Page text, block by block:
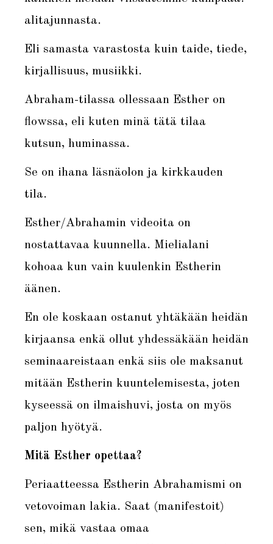
alitajunnasta.
Eli samasta varastosta kuin taide, tiede,
kirjallisuus, musiikki.
Abraham-tilassa ollessaan Esther on
flowssa, eli kuten minä tätä tilaa
kutsun, huminassa.
Se on ihana läsnäolon ja kirkkauden
tila.
Esther/Abrahamin videoita on
nostattavaa kuunnella. Mielialani
kohoaa kun vain kuulenkin Estherin
äänen.
En ole koskaan ostanut yhtäkään heidän
kirjaansa enkä ollut yhdessäkään heidän
seminaareistaan enkä siis ole maksanut
mitään Estherin kuuntelemisesta, joten
kyseessä on ilmaishuvi, josta on myös
paljon hyötyä.
Mitä Esther opettaa?
Periaatteessa Estherin Abrahamismi on
vetovoiman lakia. Saat (manifestoit)
sen, mikä vastaa omaa